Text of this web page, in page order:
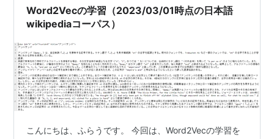
します。Skip-gramとCBOWという2つのアル…
Word2Vecの学習（2023/03/01時点の日本語
wikipediaコーパス）
こんにちは、ふらうです。 今回は、Word2Vecの学習を